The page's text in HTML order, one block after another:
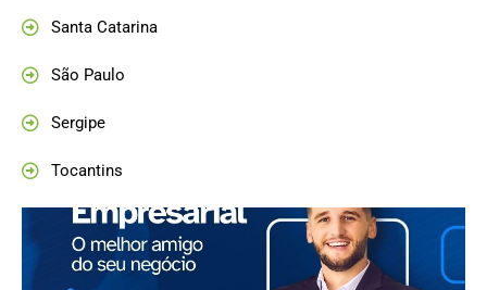
Santa Catarina
São Paulo
Sergipe
Tocantins